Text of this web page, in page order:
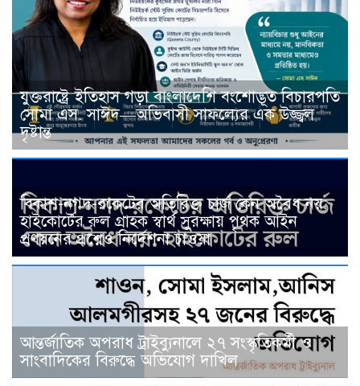
যুক্তরাষ্ট্রে ইতিহাস গড়া বাংলাদেশি বংশোদ্ভূত বিচারপতি
সোমা এস. সাঈদ—অভিবাসী সাফল্যের এক উজ্জ্বল
দৃষ্টান্ত
বিকাশ-নগদ-রকেটের অতিরিক্ত চার্জ কেন অবৈধ নয়:
হাইকোর্টের রুল গ্রাহক স্বার্থ সুরক্ষায় পৃথক আইন
প্রণয়নের প্রশ্নেও নির্দেশনা চাওয়া
আন্তর্জাতিক অপরাধ ট্রাইব্যুনালে ২৭ সংস্কৃতিকর্মী ও
সাংবাদিকের বিরুদ্ধে অভিযোগ দাখিল